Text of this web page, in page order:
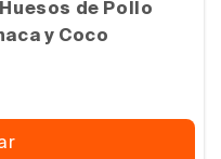
de Pollo
y Coco